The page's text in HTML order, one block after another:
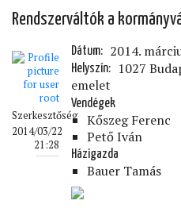
Rendszerváltók a
Szerkesztőség
2014/03/22
21:28
Dátum 2014.
Helyszín
1027
emelet
Vendégek
Kőszeg Ferenc
Pető Iván
Házigazda
Bauer Tamás